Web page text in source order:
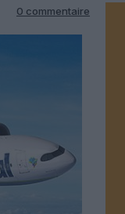
0 commentaire